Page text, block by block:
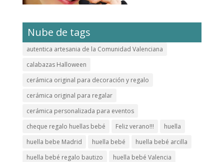
Nube de tags
autentica artesania de la Comunidad Valenciana
calabazas Halloween
cerámica original para decoración y regalo
cerámica original para regalar
cerámica personalizada para eventos
cheque regalo huellas bebé
Feliz verano!!!
huella
huella bebe Madrid
huella bebé
huella bebé arcilla
huella bebé regalo bautizo
huella bebé Valencia